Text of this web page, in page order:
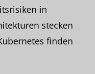
in
stecken
finden